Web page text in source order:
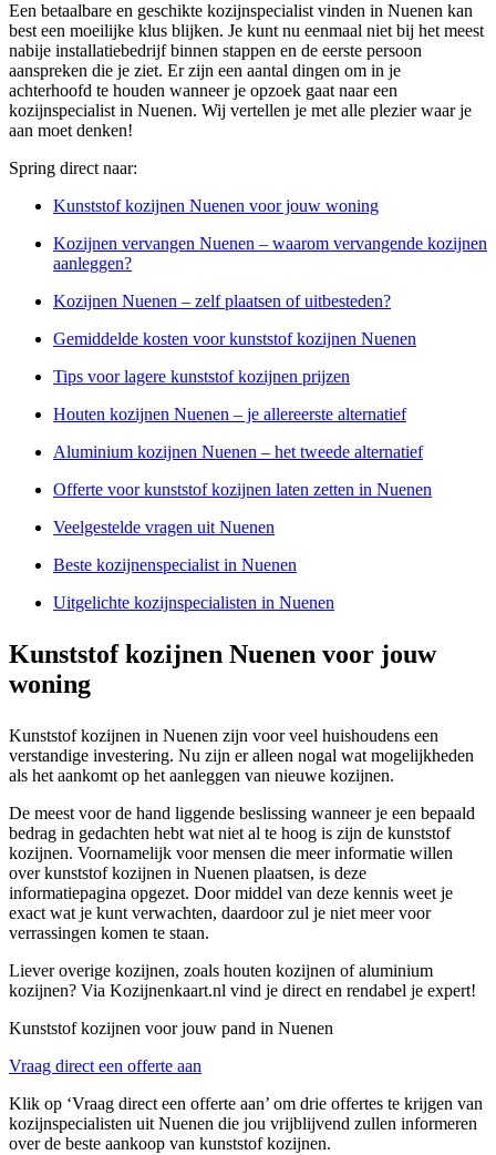
Een betaalbare en geschikte kozijnspecialist vinden in Nuenen kan
best een moeilijke klus blijken. Je kunt nu eenmaal niet bij het meest
nabije installatiebedrijf binnen stappen en de eerste persoon
aanspreken die je ziet. Er zijn een aantal dingen om in je
achterhoofd te houden wanneer je opzoek gaat naar een
kozijnspecialist in Nuenen. Wij vertellen je met alle plezier waar je
aan moet denken!
Spring direct naar:
Kunststof kozijnen Nuenen voor jouw woning
Kozijnen vervangen Nuenen – waarom vervangende kozijnen
aanleggen?
Kozijnen Nuenen – zelf plaatsen of uitbesteden?
Gemiddelde kosten voor kunststof kozijnen Nuenen
Tips voor lagere kunststof kozijnen prijzen
Houten kozijnen Nuenen – je allereerste alternatief
Aluminium kozijnen Nuenen – het tweede alternatief
Offerte voor kunststof kozijnen laten zetten in Nuenen
Veelgestelde vragen uit Nuenen
Beste kozijnenspecialist in Nuenen
Uitgelichte kozijnspecialisten in Nuenen
Kunststof kozijnen Nuenen voor jouw
woning
Kunststof kozijnen in Nuenen zijn voor veel huishoudens een
verstandige investering. Nu zijn er alleen nogal wat mogelijkheden
als het aankomt op het aanleggen van nieuwe kozijnen.
De meest voor de hand liggende beslissing wanneer je een bepaald
bedrag in gedachten hebt wat niet al te hoog is zijn de kunststof
kozijnen. Voornamelijk voor mensen die meer informatie willen
over kunststof kozijnen in Nuenen plaatsen, is deze
informatiepagina opgezet. Door middel van deze kennis weet je
exact wat je kunt verwachten, daardoor zul je niet meer voor
verrassingen komen te staan.
Liever overige kozijnen, zoals houten kozijnen of aluminium
kozijnen? Via Kozijnenkaart.nl vind je direct en rendabel je expert!
Kunststof kozijnen voor jouw pand in Nuenen
Vraag direct een offerte aan
Klik op ‘Vraag direct een offerte aan’ om drie offertes te krijgen van
kozijnspecialisten uit Nuenen die jou vrijblijvend zullen informeren
over de beste aankoop van kunststof kozijnen.